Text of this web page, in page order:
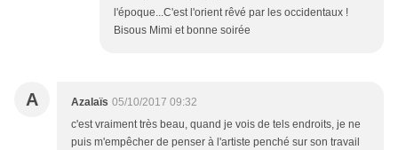
l'époque...C'est l'orient rêvé par les occidentaux !
Bisous Mimi et bonne soirée
A Azalaïs 05/10/2017 09:32
c'est vraiment très beau, quand je vois de tels endroits, je ne
puis m'empêcher de penser à l'artiste penché sur son travail